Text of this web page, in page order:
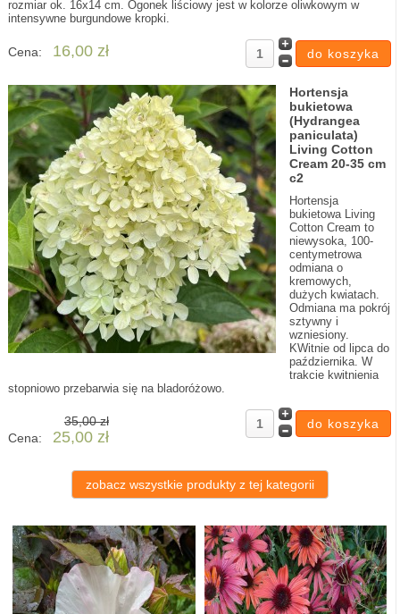
rozmiar ok. 16x14 cm. Ogonek liściowy jest w kolorze oliwkowym w
intensywne burgundowe kropki.
Cena: 16,00 zł
Hortensja
bukietowa
(Hydrangea
paniculata)
Living Cotton
Cream 20-35 cm
c2
Hortensja
bukietowa Living
Cotton Cream to
niewysoka, 100-
centymetrowa
odmiana o
kremowych,
dużych kwiatach.
Odmiana ma pokrój
sztywny i
wzniesiony.
KWitnie od lipca do
października. W
trakcie kwitnienia
stopniowo przebarwia się na bladoróżowo.
35,00 zł
Cena:
25,00 zł
zobacz wszystkie produkty z tej kategorii